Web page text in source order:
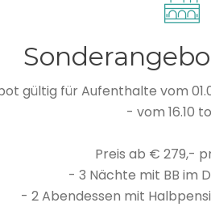
gültig für Aufenthalte vom
- vom 16.10 to
Preis ab € 279,-
- 3 Nächte mit BB im
- 2 Abendessen mit